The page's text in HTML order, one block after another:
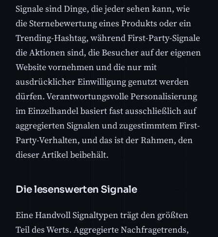
Signale sind Dinge, die jeder sehen kann, wie
die Sternebewertung eines Produkts oder ein
Trending-Hashtag, während First-Party-Signale
die Aktionen sind, die Besucher auf der eigenen
Website vornehmen und die nur mit
ausdrücklicher Einwilligung genutzt werden
dürfen. Verantwortungsvolle Personalisierung
im Einzelhandel basiert fast ausschließlich auf
aggregierten Signalen und zugestimmtem First-
Party-Verhalten, und das ist der Rahmen, den
dieser Artikel beibehält.
Die lesenswerten Signale
Eine Handvoll Signaltypen trägt den größten
Teil des Werts. Aggregierte Nachfragetrends,